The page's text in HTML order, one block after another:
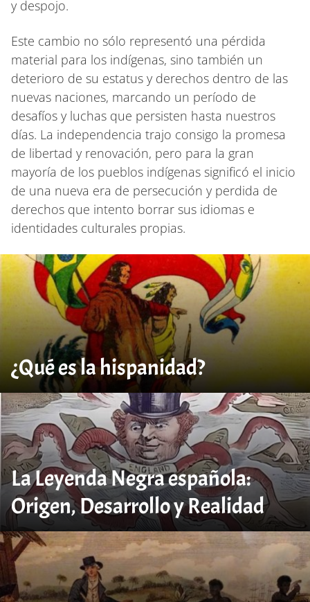
y despojo.
Este cambio no sólo representó una pérdida
material para los indígenas, sino también un
deterioro de su estatus y derechos dentro de las
nuevas naciones, marcando un período de
desafíos y luchas que persisten hasta nuestros
días. La independencia trajo consigo la promesa
de libertad y renovación, pero para la gran
mayoría de los pueblos indígenas significó el inicio
de una nueva era de persecución y perdida de
derechos que intento borrar sus idiomas e
identidades culturales propias.
¿Qué es la hispanidad?
La Leyenda Negra española:
Origen, Desarrollo y Realidad